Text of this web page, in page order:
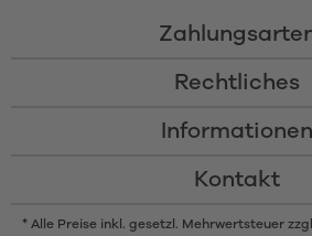
Rechtliches
Informationen
Kontakt
* Alle Preise inkl. gesetzl. Mehrwertsteuer